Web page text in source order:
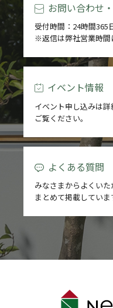
お問い合わせ
受付時間：24時間365
※返信は弊社営業時間
イベント情報
イベント申し込みは
ご覧ください。
よくある質問
みなさまからよくい
まとめて掲載していま